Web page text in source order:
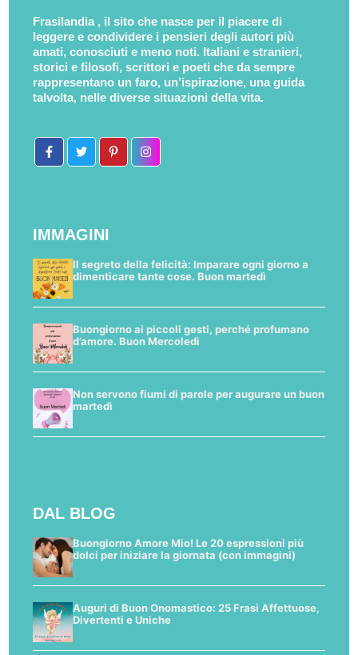
Frasilandia , il sito che nasce per il piacere di
leggere e condividere i pensieri degli autori più
amati, conosciuti e meno noti. Italiani e stranieri,
storici e filosofi, scrittori e poeti che da sempre
rappresentano un faro, un’ispirazione, una guida
talvolta, nelle diverse situazioni della vita.
IMMAGINI
Il segreto della felicità: Imparare ogni giorno a
dimenticare tante cose. Buon martedì
Buongiorno ai piccoli gesti, perché profumano
d’amore. Buon Mercoledì
Non servono fiumi di parole per augurare un buon
martedì
DAL BLOG
Buongiorno Amore Mio! Le 20 espressioni più
dolci per iniziare la giornata (con immagini)
Auguri di Buon Onomastico: 25 Frasi Affettuose,
Divertenti e Uniche